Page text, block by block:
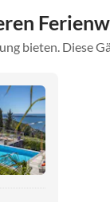
bieten. Diese